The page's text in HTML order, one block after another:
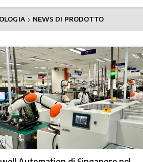
❯ NEWS DI PRODOTTO